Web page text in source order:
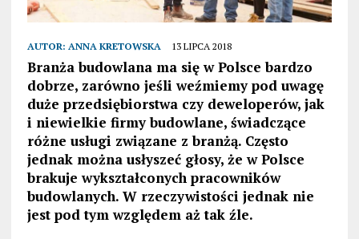
AUTOR: ANNA KRETOWSKA 13 LIPCA 2018
Branża budowlana ma się w Polsce bardzo
dobrze, zarówno jeśli weźmiemy pod uwagę
duże przedsiębiorstwa czy deweloperów, jak
i niewielkie firmy budowlane, świadczące
różne usługi związane z branżą. Często
jednak można usłyszeć głosy, że w Polsce
brakuje wykształconych pracowników
budowlanych. W rzeczywistości jednak nie
jest pod tym względem aż tak źle.